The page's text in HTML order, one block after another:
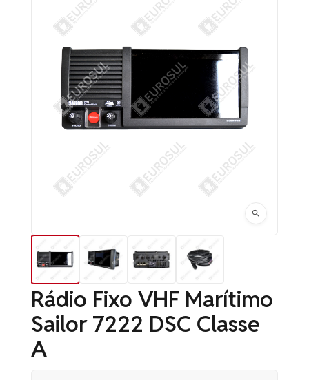
Rádio Fixo VHF Marítimo
Sailor 7222 DSC Classe
A